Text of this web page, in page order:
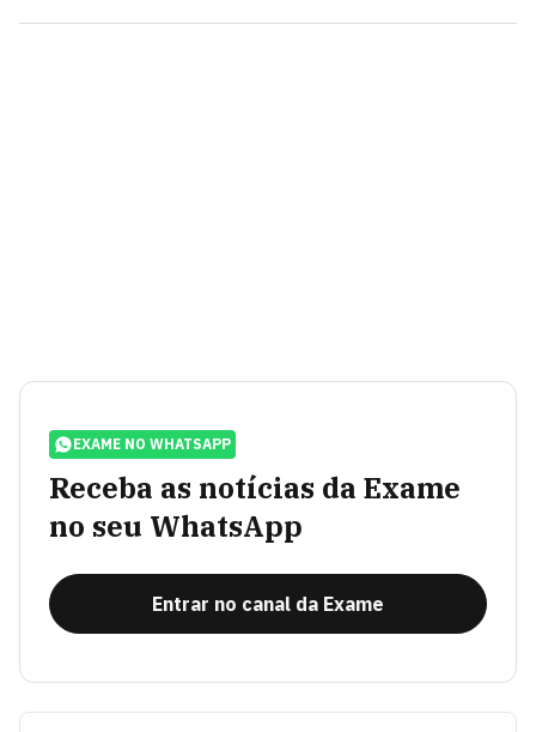
EXAME NO WHATSAPP
Receba as notícias da Exame
no seu WhatsApp
Entrar no canal da Exame